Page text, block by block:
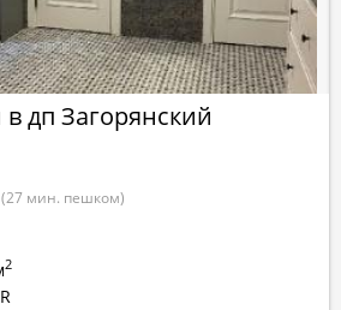
дп Загорянский
(27 мин. пешком)
2